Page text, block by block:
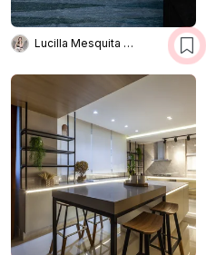
Lucilla Mesquita Arquitetura e Interiores